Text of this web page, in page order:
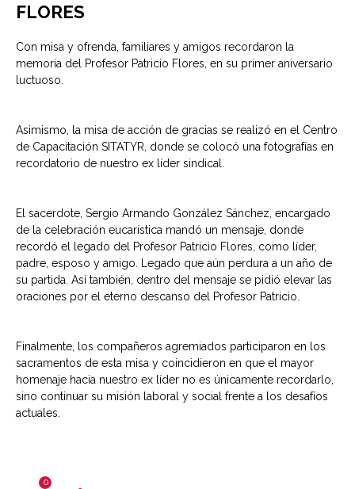
FLORES
Con misa y ofrenda, familiares y amigos recordaron la
memoria del Profesor Patricio Flores, en su primer aniversario
luctuoso.
Asimismo, la misa de acción de gracias se realizó en el Centro
de Capacitación SITATYR, donde se colocó una fotografías en
recordatorio de nuestro ex líder sindical.
El sacerdote, Sergio Armando González Sánchez, encargado
de la celebración eucarística mandó un mensaje, donde
recordó el legado del Profesor Patricio Flores, como líder,
padre, esposo y amigo. Legado que aún perdura a un año de
su partida. Así también, dentro del mensaje se pidió elevar las
oraciones por el eterno descanso del Profesor Patricio.
Finalmente, los compañeros agremiados participaron en los
sacramentos de esta misa y coincidieron en que el mayor
homenaje hacia nuestro ex líder no es únicamente recordarlo,
sino continuar su misión laboral y social frente a los desafíos
actuales.
0